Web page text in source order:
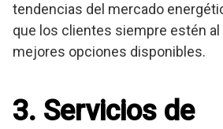
tendencias del mercado
que los clientes siempre estén al
mejores opciones disponibles.
3. Servicios de